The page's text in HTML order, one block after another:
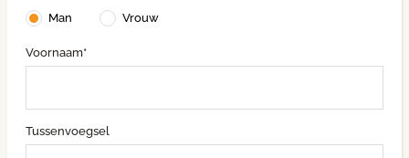
Man Vrouw
Voornaam*
Tussenvoegsel